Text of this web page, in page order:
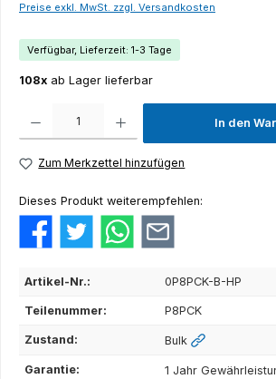
Preise exkl. MwSt. zzgl. Versandkosten
Verfügbar, Lieferzeit: 1-3 Tage
108x ab Lager lieferbar
In den
Zum Merkzettel hinzufügen
Dieses Produkt weiterempfehlen:
Artikel-Nr.: 0P8PCK-B-HP
Teilenummer: P8PCK
Zustand: Bulk
Garantie: 1 Jahr